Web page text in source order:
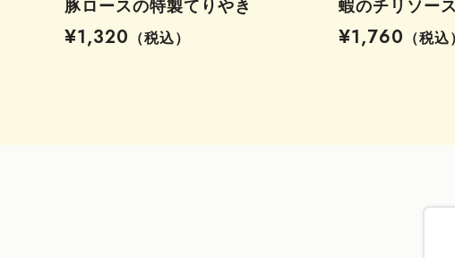
豚ロースの特製てりやき
¥1,320
（税込）
蝦のチリソース
¥1,760
（税込